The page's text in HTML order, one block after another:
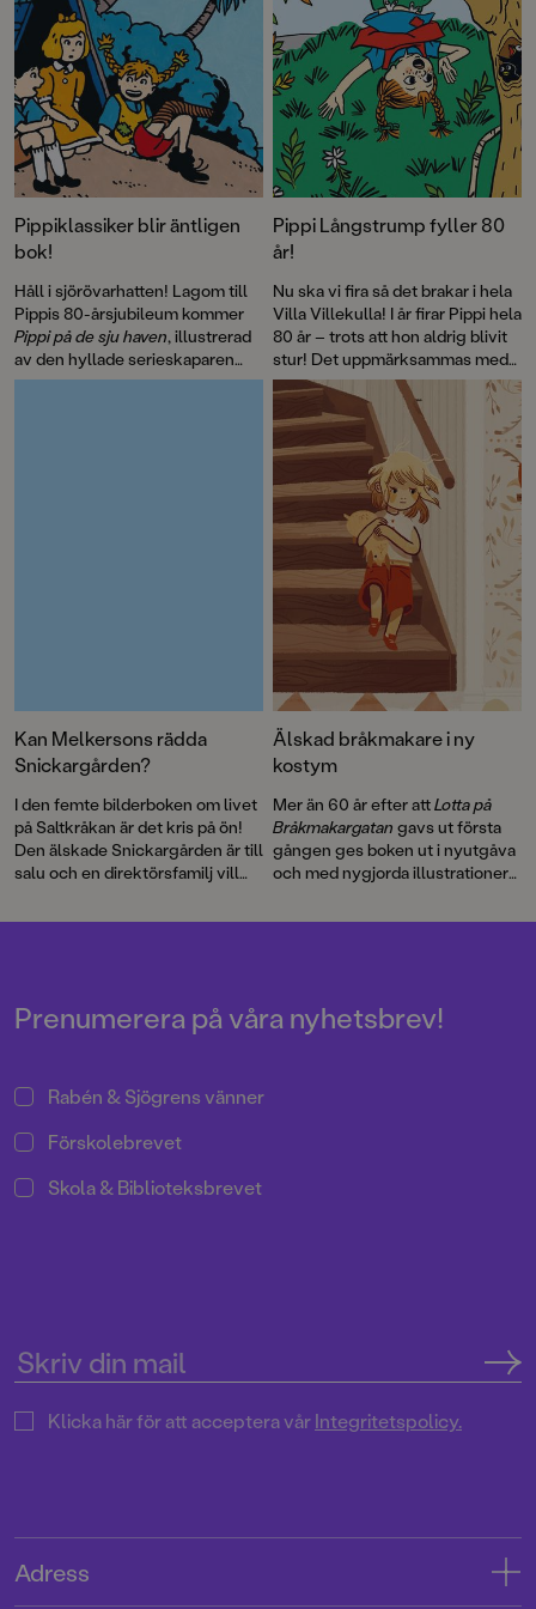
Pippiklassiker blir äntligen
bok!
Håll i sjörövarhatten! Lagom till
Pippis 80-årsjubileum kommer
Pippi på de sju haven, illustrerad
av den hyllade serieskaparen
Fabian Göranson. Astrid
Pippi Långstrump fyller 80
år!
Nu ska vi fira så det brakar i hela
Villa Villekulla! I år firar Pippi hela
80 år – trots att hon aldrig blivit
stur! Det uppmärksammas med
flera böcker, däribland David
Känner du Astrid
Lindgrenoch en
genomillustrerad version av
Pippi på de sju haven.
Kan Melkersons rädda
Snickargården?
I den femte bilderboken om livet
på Saltkråkan är det kris på ön!
Den älskade Snickargården är till
salu och en direktörsfamilj vill
bygga en bungalow …
berättelse.
Älskad bråkmakare i ny
kostym
Mer än 60 år efter attLotta på
Bråkmakargatan gavs ut första
gången ges boken ut i nyutgåva
och med nygjorda illustrationer
Prenumerera på våra nyhetsbrev!
Rabén & Sjögrens vänner
Förskolebrevet
Skola & Biblioteksbrevet
Klicka här för att acceptera vårIntegritetspolicy.
Adress